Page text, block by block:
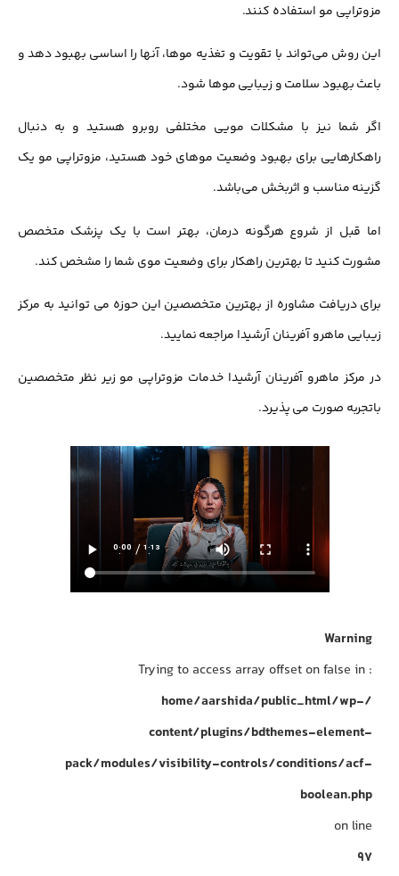
مزوتراپی مو استفاده کنند.
این روش می‌تواند با تقویت و تغذیه موها، آنها را اساسی بهبود دهد و
باعث بهبود سلامت و زیبایی موها شود.
اگر شما نیز با مشکلات مویی مختلفی روبرو هستید و به دنبال
راهکارهایی برای بهبود وضعیت موهای خود هستید، مزوتراپی مو یک
گزینه مناسب و اثربخش می‌باشد.
اما قبل از شروع هرگونه درمان، بهتر است با یک پزشک متخصص
مشورت کنید تا بهترین راهکار برای وضعیت موی شما را مشخص کند.
برای دریافت مشاوره از بهترین متخصصین این حوزه می توانید به مرکز
زیبایی ماهرو آفرینان آرشیدا مراجعه نمایید.
در مرکز ماهرو آفرینان آرشیدا خدمات مزوتراپی مو زیر نظر متخصصین
باتجربه صورت می پذیرد.
Warning
: Trying to access array offset on false in
/home/aarshida/public_html/wp-
content/plugins/bdthemes-element-
pack/modules/visibility-controls/conditions/acf-
boolean.php
on line
97